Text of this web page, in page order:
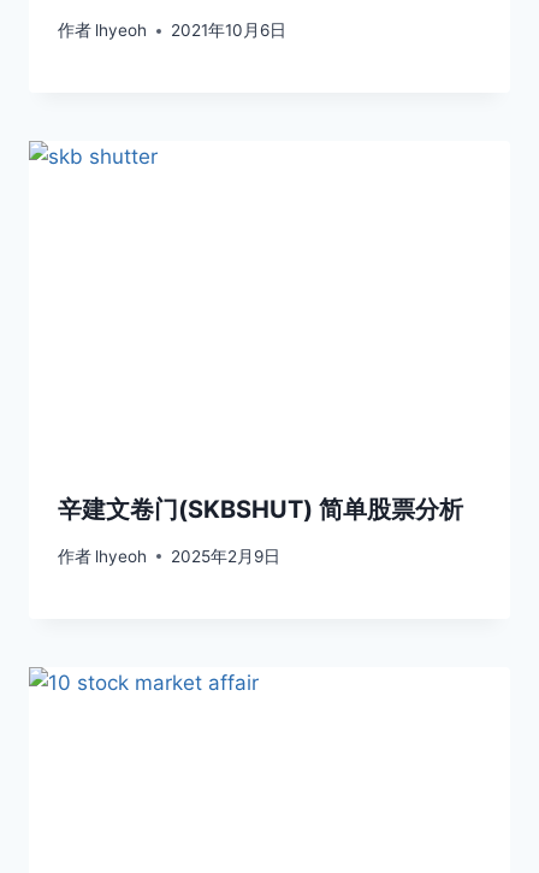
作者 lhyeoh 2021年10月6日
辛建文卷门(SKBSHUT) 简单股票分析
作者 lhyeoh 2025年2月9日